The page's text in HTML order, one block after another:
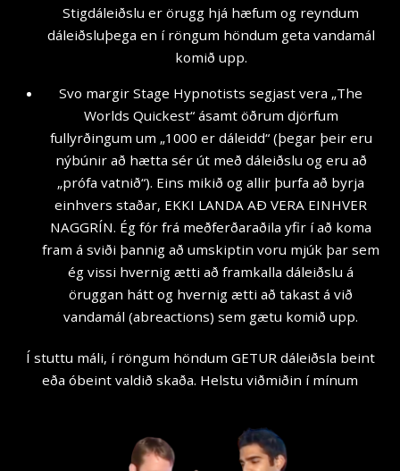
Stigdáleiðslu er örugg hjá hæfum og reyndum
dáleiðsluþega en í röngum höndum geta vandamál
komið upp.
Svo margir Stage Hypnotists segjast vera „The
Worlds Quickest“ ásamt öðrum djörfum
fullyrðingum um „1000 er dáleidd“ (þegar þeir eru
nýbúnir að hætta sér út með dáleiðslu og eru að
„prófa vatnið“). Eins mikið og allir þurfa að byrja
einhvers staðar, EKKI LANDA AÐ VERA EINHVER
NAGGRÍN. Ég fór frá meðferðaraðila yfir í að koma
fram á sviði þannig að umskiptin voru mjúk þar sem
ég vissi hvernig ætti að framkalla dáleiðslu á
öruggan hátt og hvernig ætti að takast á við
vandamál (abreactions) sem gætu komið upp.
Í stuttu máli, í röngum höndum GETUR dáleiðsla beint
eða óbeint valdið skaða. Helstu viðmiðin í mínum